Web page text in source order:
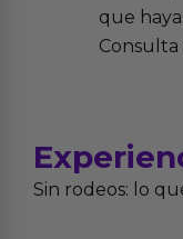
que
Consulta
Sin rodeos: lo